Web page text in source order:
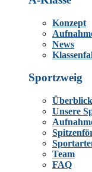
Konzept
News
Sportzweig
Überblick
Unsere
Team
FAQ